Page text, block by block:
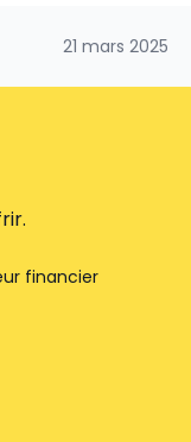
21 mars 2025
financier